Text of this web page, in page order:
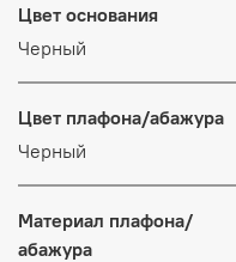
Цвет основания
Черный
Цвет плафона/абажура
Черный
Материал плафона/
абажура